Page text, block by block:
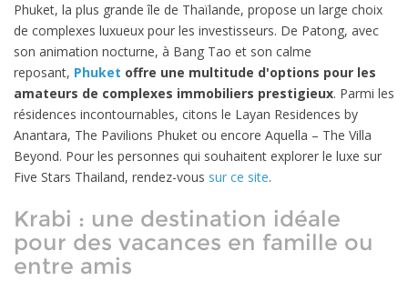
Phuket, la plus grande île de Thaïlande, propose un large choix
de complexes luxueux pour les investisseurs. De Patong, avec
son animation nocturne, à Bang Tao et son calme
reposant, Phuket offre une multitude d'options pour les
amateurs de complexes immobiliers prestigieux. Parmi les
résidences incontournables, citons le Layan Residences by
Anantara, The Pavilions Phuket ou encore Aquella – The Villa
Beyond. Pour les personnes qui souhaitent explorer le luxe sur
Five Stars Thailand, rendez-vous sur ce site.
Krabi : une destination idéale
pour des vacances en famille ou
entre amis